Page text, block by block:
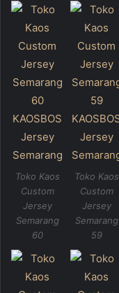
Toko Kaos
Custom
Jersey
Semarang
60
Toko Kaos
Custom
Jersey
Semarang
59